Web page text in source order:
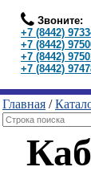
Звоните:
+7 (8442)
+7 (8442)
+7 (8442)
+7 (8442)
Главная /